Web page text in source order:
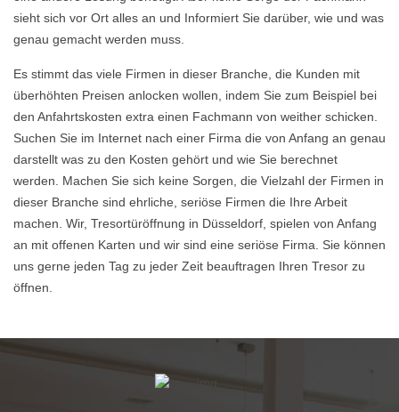
sieht sich vor Ort alles an und Informiert Sie darüber, wie und was
genau gemacht werden muss.
Es stimmt das viele Firmen in dieser Branche, die Kunden mit
überhöhten Preisen anlocken wollen, indem Sie zum Beispiel bei
den Anfahrtskosten extra einen Fachmann von weither schicken.
Suchen Sie im Internet nach einer Firma die von Anfang an genau
darstellt was zu den Kosten gehört und wie Sie berechnet
werden. Machen Sie sich keine Sorgen, die Vielzahl der Firmen in
dieser Branche sind ehrliche, seriöse Firmen die Ihre Arbeit
machen. Wir, Tresortüröffnung in Düsseldorf, spielen von Anfang
an mit offenen Karten und wir sind eine seriöse Firma. Sie können
uns gerne jeden Tag zu jeder Zeit beauftragen Ihren Tresor zu
öffnen.